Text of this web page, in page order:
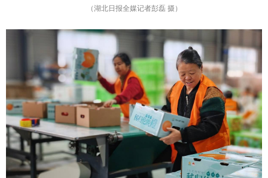
（湖北日报全媒记者彭磊 摄）